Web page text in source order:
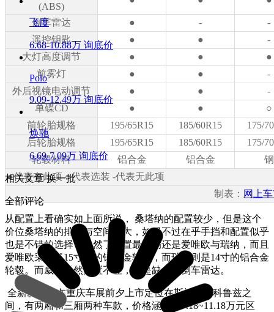
(ABS)
倒车雷达 ● -
-
遥控钥匙
● ●
-
大灯高度调节
● ●
●
前雾灯
● ●
-
外后视镜电动调节
● ●
-
单碟CD
● ●
○
前轮胎规格
195/65R15 185/60R15
175/
后轮胎规格
195/65R15 185/60R15
175/
轮毂材料
铝合金 铝合金
钢
●代表有此项 ○代表选装 -代表无此项
制表： 网上
从配置上看确实如上面所说， 桑塔纳的配置较少，但是这个
价位桑塔纳的排量与空间最大，如果不过在乎手挡和配置似乎
也是不错的选择，当然了配置最高的还是爱唯欧与瑞纳，而且
爱唯欧采用了15寸的的铝合金轮毂，而瑞纳则是14寸的铝合金
轮毂。而威驰虽然配置不差，但是缺少了倒车雷达。
全新爱唯欧在重庆车展前夕上市定位在斯帕可和科鲁兹之
间，有两厢和三厢两种车款，价格涵盖了8.18~11.18万元区
飞度
6.68-10.88万 询底价
Polo
9.09-12.49万 询底价
焕驰
6.69-7.09万 询底价
相关文章换一批
全部评论